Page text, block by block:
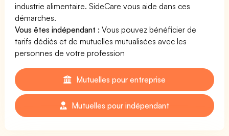
industrie alimentaire. SideCare vous aide dans ces
démarches.
Vous êtes indépendant : Vous pouvez bénéficier de
tarifs dédiés et de mutuelles mutualisées avec les
personnes de votre profession
Mutuelles pour entreprise
Mutuelles pour indépendant